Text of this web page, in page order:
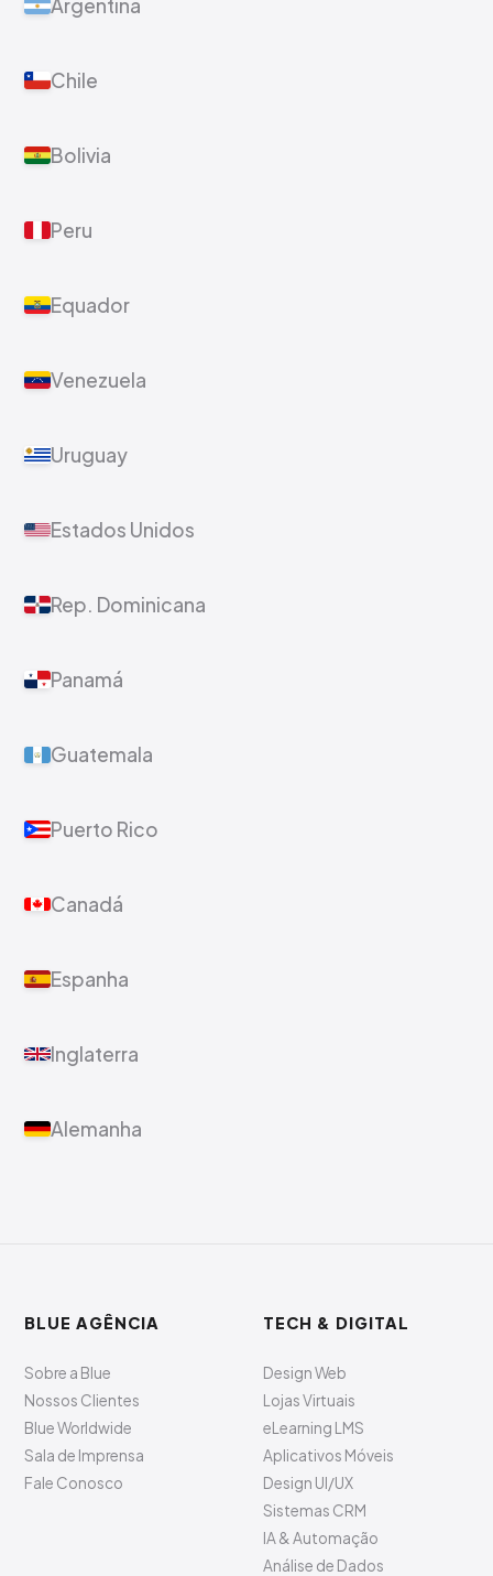
Argentina
Chile
Bolivia
Peru
Equador
Venezuela
Uruguay
Estados Unidos
Rep. Dominicana
Panamá
Guatemala
Puerto Rico
Canadá
Espanha
Inglaterra
Alemanha
BLUE AGÊNCIA
Sobre a Blue
Nossos Clientes
Blue Worldwide
Sala de Imprensa
Fale Conosco
TECH & DIGITAL
Design Web
Lojas Virtuais
eLearning LMS
Aplicativos Móveis
Design UI/UX
Sistemas CRM
IA & Automação
Análise de Dados